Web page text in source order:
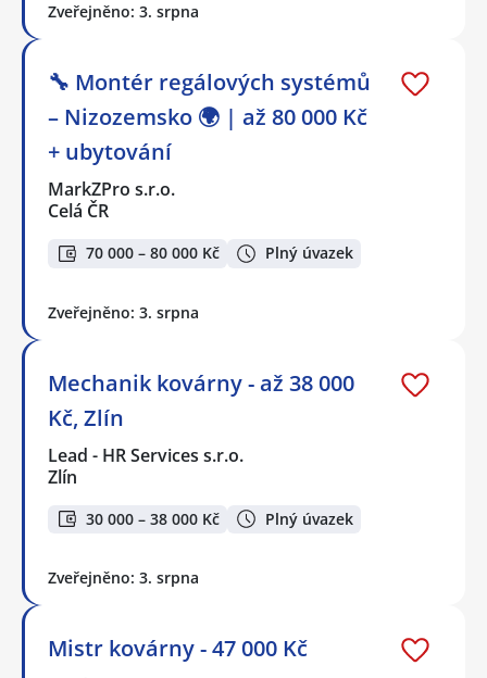
Zveřejněno: 3. srpna
🔧 Montér regálových systémů
– Nizozemsko 🌍 | až 80 000 Kč
+ ubytování
MarkZPro s.r.o.
Celá ČR
70 000 – 80 000 Kč Plný úvazek
Zveřejněno: 3. srpna
Mechanik kovárny - až 38 000
Kč, Zlín
Lead - HR Services s.r.o.
Zlín
30 000 – 38 000 Kč Plný úvazek
Zveřejněno: 3. srpna
Mistr kovárny - 47 000 Kč